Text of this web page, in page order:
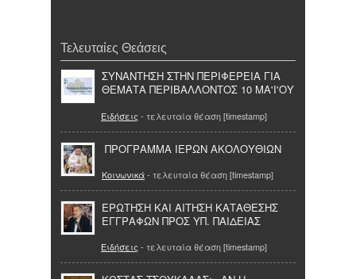
Τελευταίες Θεάσεις
ΣΥΝΑΝΤΗΣΗ ΣΤΗΝ ΠΕΡΙΦΕΡΕΙΑ ΓΙΑ
ΘΕΜΑΤΑ ΠΕΡΙΒΑΛΛΟΝΤΟΣ 10 ΜΑ'Ι'ΟΥ
Ειδήσεις - τελευταία θέαση [timestamp]
ΠΡΟΓΡΑΜΜΑ ΙΕΡΩΝ ΑΚΟΛΟΥΘΙΩΝ
Κοινωνικά- τελευταία θέαση [timestamp]
ΕΡΩΤΗΣΗ ΚΑΙ ΑΙΤΗΣΗ ΚΑΤΑΘΕΣΗΣ
ΕΓΓΡΑΦΩΝ ΠΡΟΣ ΥΠ. ΠΑΙΔΕΙΑΣ
Ειδήσεις - τελευταία θέαση [timestamp]